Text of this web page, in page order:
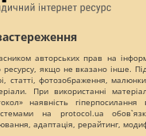
авторських прав на
ресурсу, якщо не вказано інше.
статті, фотозображення,
При використанні
наявність гіперпосилання
на protocol.ua
адаптація, рерайтинг,